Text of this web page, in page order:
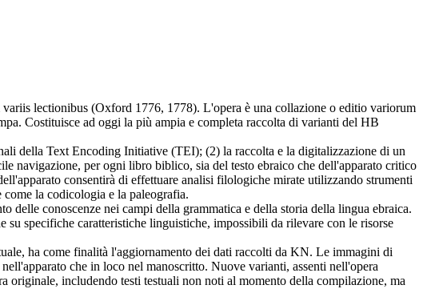
lectionibus (Oxford 1776, 1778). L'opera è una collazione o editio variorum
Costituisce ad oggi la più ampia e completa raccolta di varianti del HB
della Text Encoding Initiative (TEI); (2) la raccolta e la digitalizzazione di un
navigazione, per ogni libro biblico, sia del testo ebraico che dell'apparato critico
consentirà di effettuare analisi filologiche mirate utilizzando strumenti
la codicologia e la paleografia.
conoscenze nei campi della grammatica e della storia della lingua ebraica.
specifiche caratteristiche linguistiche, impossibili da rilevare con le risorse
ha come finalità l'aggiornamento dei dati raccolti da KN. Le immagini di
che in loco nel manoscritto. Nuove varianti, assenti nell'opera
originale, includendo testi testuali non noti al momento della compilazione, ma